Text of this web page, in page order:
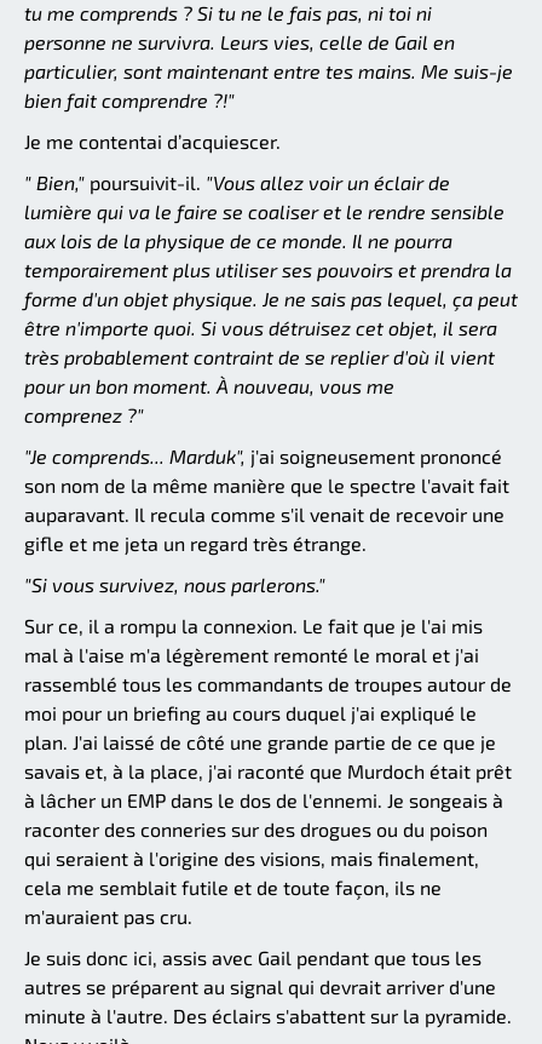
tu me comprends ? Si tu ne le fais pas, ni toi ni
personne ne survivra. Leurs vies, celle de Gail en
particulier, sont maintenant entre tes mains. Me suis-je
bien fait comprendre ?!"
Je me contentai d’acquiescer.
" Bien," poursuivit-il. "Vous allez voir un éclair de
lumière qui va le faire se coaliser et le rendre sensible
aux lois de la physique de ce monde. Il ne pourra
temporairement plus utiliser ses pouvoirs et prendra la
forme d'un objet physique. Je ne sais pas lequel, ça peut
être n'importe quoi. Si vous détruisez cet objet, il sera
très probablement contraint de se replier d'où il vient
pour un bon moment. À nouveau, vous me
comprenez ?"
"Je comprends... Marduk", j'ai soigneusement prononcé
son nom de la même manière que le spectre l'avait fait
auparavant. Il recula comme s'il venait de recevoir une
gifle et me jeta un regard très étrange.
"Si vous survivez, nous parlerons."
Sur ce, il a rompu la connexion. Le fait que je l'ai mis
mal à l'aise m'a légèrement remonté le moral et j'ai
rassemblé tous les commandants de troupes autour de
moi pour un briefing au cours duquel j'ai expliqué le
plan. J'ai laissé de côté une grande partie de ce que je
savais et, à la place, j'ai raconté que Murdoch était prêt
à lâcher un EMP dans le dos de l'ennemi. Je songeais à
raconter des conneries sur des drogues ou du poison
qui seraient à l'origine des visions, mais finalement,
cela me semblait futile et de toute façon, ils ne
m'auraient pas cru.
Je suis donc ici, assis avec Gail pendant que tous les
autres se préparent au signal qui devrait arriver d'une
minute à l'autre. Des éclairs s'abattent sur la pyramide.